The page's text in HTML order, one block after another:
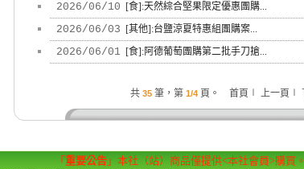
2026/06/10 [食]:天然綜合堅果限定優惠團購...
2026/06/03 [其他]:台鹽涼夏特惠組團購案...
2026/06/01 [食]:阿德葡萄團購第二批手刀搶...
共 35 筆，第 1/4 頁。 首頁∣ 上一頁∣
「 重要公告」本社（站）商品僅提供<本社會員>購買。